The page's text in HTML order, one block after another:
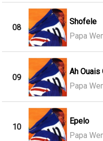
08
Shofele
Papa
09
Ah Ouais
Papa
10
Epelo
Papa